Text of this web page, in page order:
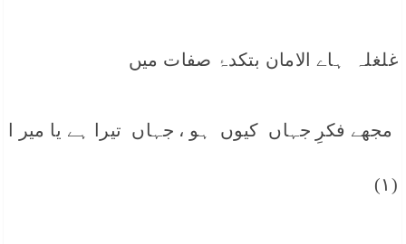
غلغلہ ہاے الامان بتکدۂ صفات میں
مجھے فکرِ جہاں کیوں ہو ، جہاں تیرا ہے یا میر ا
(١)